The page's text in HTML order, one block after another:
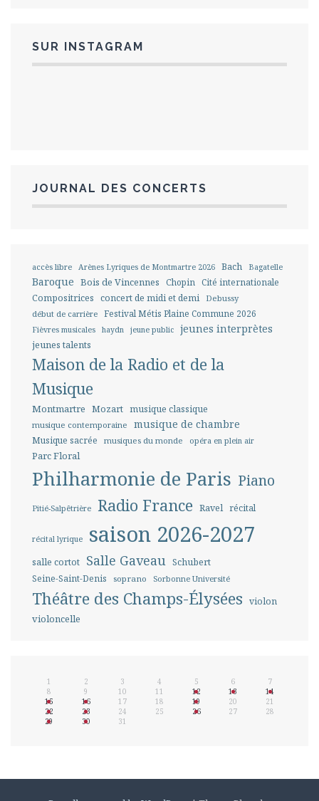
SUR INSTAGRAM
JOURNAL DES CONCERTS
accès libre Arènes Lyriques de Montmartre 2026 Bach Bagatelle
Baroque Bois de Vincennes Chopin Cité internationale
Compositrices concert de midi et demi
Debussy
début de carrière Festival Métis Plaine Commune 2026
Fièvres musicales haydn jeune public jeunes interprètes
jeunes talents
Maison de la Radio et de la
Musique
Montmartre Mozart musique classique
musique contemporaine musique de chambre
Musique sacrée musiques du monde opéra en plein air
Parc Floral
Philharmonie de Paris Piano
Pitié-Salpêtrière Radio France Ravel récital
récital lyrique saison 2026-2027
salle cortot Salle Gaveau Schubert
Seine-Saint-Denis soprano Sorbonne Université
Théâtre des Champs-Élysées violon
violoncelle
1 2 3 4 5 6
7
8
9 10 11 12 13
14
15
16 17 18 19 20
21
22
23 24 25 26 27
28
29
30 31